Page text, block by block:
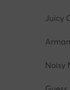
Juicy
Noisy